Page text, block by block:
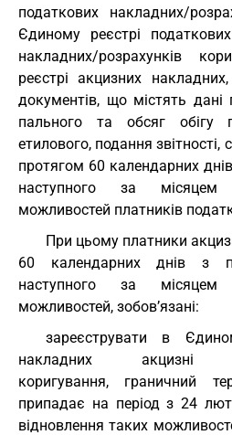
податкових накладних/
Єдиному реєстрі
накладних/розрахунків
реєстрі акцизних
документів, що містять
пального та обсяг обігу
етилового, подання звітності,
протягом 60 календарних
наступного за місяцем
можливостей платників
При цьому платники
60 календарних днів з
наступного за місяцем
можливостей, зобов’язані:
зареєструвати в
накладних акцизні
коригування, граничний
припадає на період з 24
відновлення таких